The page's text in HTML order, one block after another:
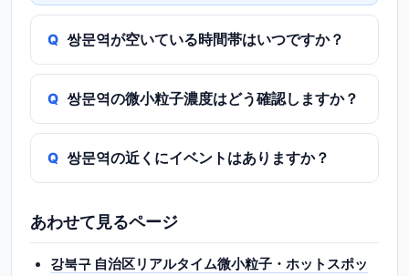
쌍문역が空いている時間帯はいつですか？
쌍문역の微小粒子濃度はどう確認しますか？
쌍문역の近くにイベントはありますか？
あわせて見るページ
강북구 自治区リアルタイム微小粒子・ホットスポッ